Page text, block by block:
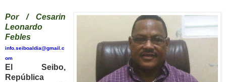
Por / Cesarin
Leonardo
Febles
info.seiboaldia@gmail.c
om
El Seibo,
República